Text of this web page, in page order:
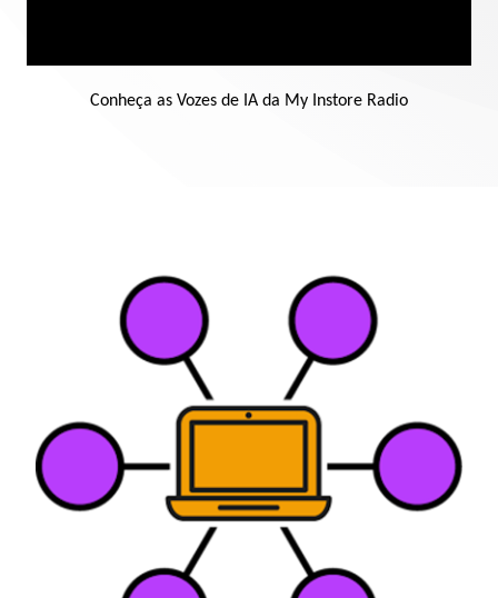
Conheça as Vozes de IA da My Instore Radio